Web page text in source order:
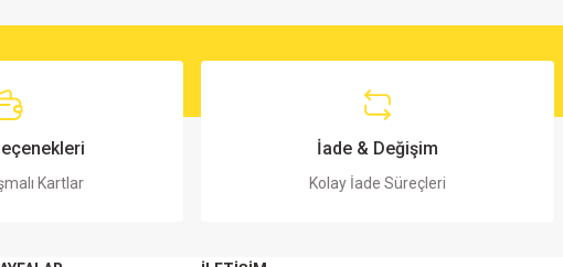
Kartlar
İade & Değişim
Kolay İade Süreçleri